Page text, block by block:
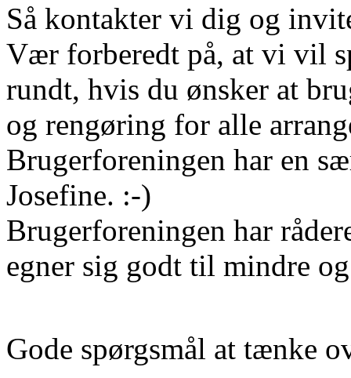
Så kontakter vi dig og
Vær forberedt på, at vi vil
rundt, hvis du ønsker at
og rengøring for alle
Brugerforeningen har en
Josefine. :-)
Brugerforeningen har
egner sig godt til mindre
Gode spørgsmål at tænke